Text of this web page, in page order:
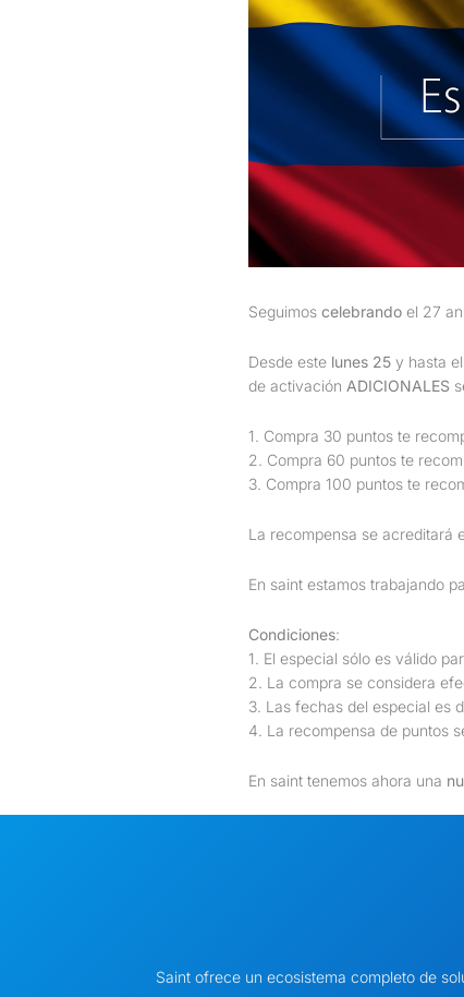
Seguimos celebrando el 27
Desde este lunes 25 y hasta el
de activación ADICIONALES
1. Compra 30 puntos te
2. Compra 60 puntos te
3. Compra 100 puntos te
La recompensa se acreditará
En saint estamos trabajando
Condiciones:
1. El especial sólo es válido
2. La compra se considera
3. Las fechas del especial es
4. La recompensa de puntos
En saint tenemos ahora una
Saint ofrece un ecosistema completo de